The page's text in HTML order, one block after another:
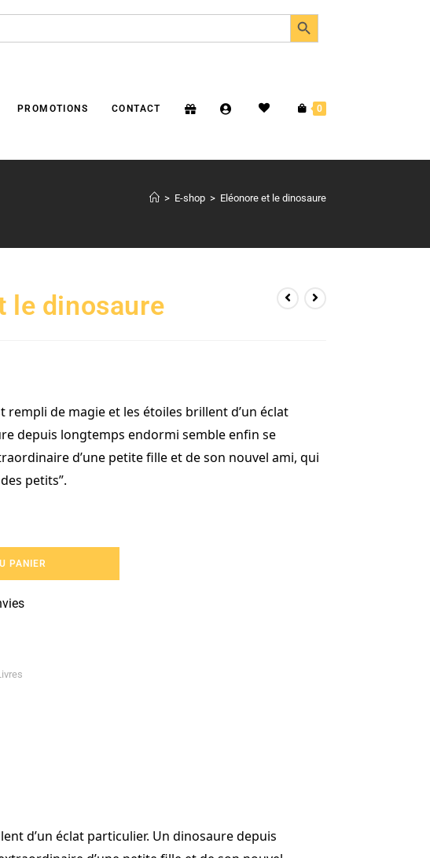
SEARCH BUTTON
PROMOTIONS CONTACT 0
> E-shop > Eléonore et le dinosaure
le dinosaure
rempli de magie et les étoiles brillent d’un éclat
depuis longtemps endormi semble enfin se
d’une petite fille et de son nouvel ami, qui
petits”.
PANIER
d’un éclat particulier. Un dinosaure depuis